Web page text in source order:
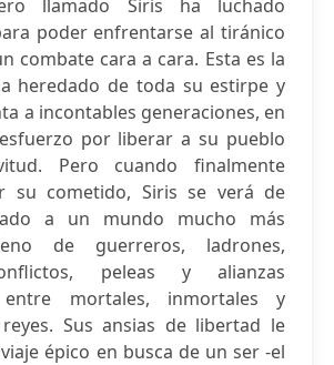
llamado Siris ha luchado
poder enfrentarse al tiránico
combate cara a cara. Esta es la
heredado de toda su estirpe y
a incontables generaciones, en
por liberar a su pueblo
Pero cuando finalmente
su cometido, Siris se verá de
a un mundo mucho más
de guerreros, ladrones,
peleas y alianzas
entre mortales, inmortales y
Sus ansias de libertad le
épico en busca de un ser -el